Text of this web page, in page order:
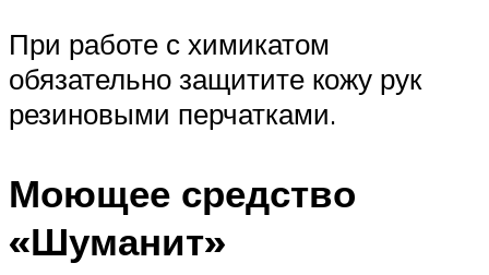
При работе с химикатом
обязательно защитите кожу рук
резиновыми перчатками.
Моющее средство
«Шуманит»